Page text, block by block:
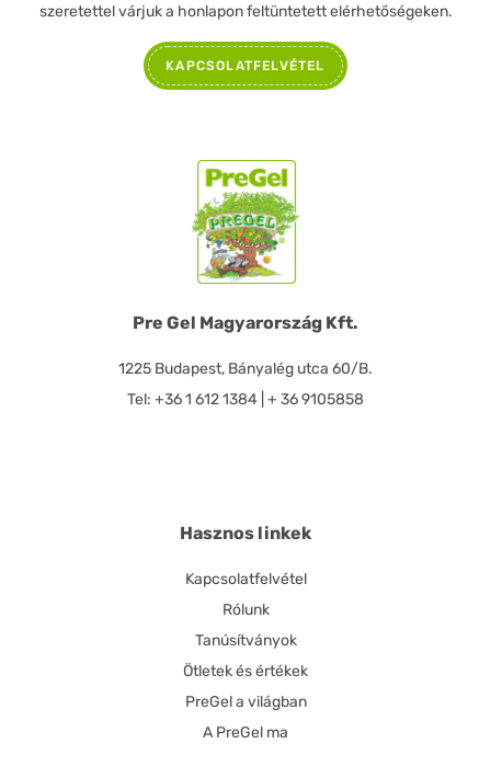
Pre Gel Magyarország Kft.
1225 Budapest, Bányalég utca 60/B.
Tel: +36 1 612 1384 | + 36 9105858
Hasznos linkek
Kapcsolatfelvétel
Rólunk
Tanúsítványok
Ötletek és értékek
PreGel a világban
A PreGel ma
szeretettel várjuk a honlapon feltüntetett elérhetőségeken.
KAPCSOLATFELVÉTEL